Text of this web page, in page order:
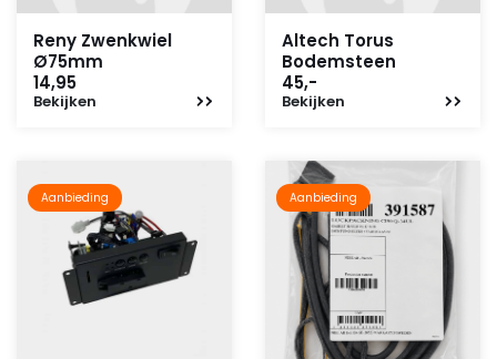
Reny Zwenkwiel
Ø75mm
14,95
Bekijken
Altech Torus
Bodemsteen
45,-
Bekijken
Aanbieding Aanbieding